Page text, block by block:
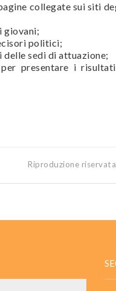
collegate sui siti
giovani;
politici;
sedi di attuazione;
per presentare i
Riproduzione